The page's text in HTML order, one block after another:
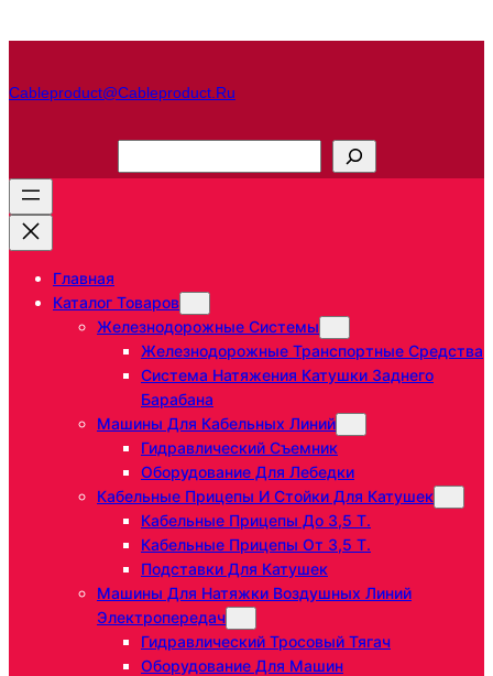
Cableproduct@cableproduct.ru
о
Главная
Каталог Товаров
Железнодорожные Системы
Железнодорожные Транспортные Средства
Система Натяжения Катушки Заднего
Барабана
Машины Для Кабельных Линий
Гидравлический Съемник
Оборудование Для Лебедки
Кабельные Прицепы И Стойки Для Катушек
Кабельные Прицепы До 3,5 Т.
Кабельные Прицепы От 3,5 Т.
Подставки Для Катушек
Машины Для Натяжки Воздушных Линий
Электропередач
Гидравлический Тросовый Тягач
Оборудование Для Машин